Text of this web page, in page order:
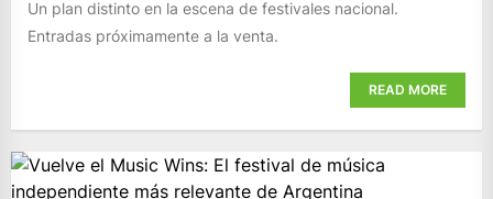
Un plan distinto en la escena de festivales nacional.
Entradas próximamente a la venta.
READ MORE